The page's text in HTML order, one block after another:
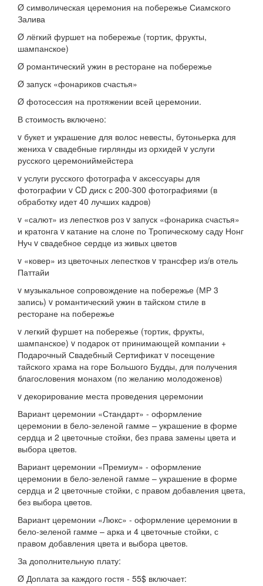
Ø символическая церемония на побережье Сиамского
Залива
Ø лёгкий фуршет на побережье (тортик, фрукты,
шампанское)
Ø романтический ужин в ресторане на побережье
Ø запуск «фонариков счастья»
Ø фотосессия на протяжении всей церемонии.
В стоимость включено:
v букет и украшение для волос невесты, бутоньерка для
жениха v свадебные гирлянды из орхидей v услуги
русского церемониймейстера
v услуги русского фотографа v аксессуары для
фотографии v CD диск с 200-300 фотографиями (в
обработку идет 40 лучших кадров)
v «салют» из лепестков роз v запуск «фонарика счастья»
и кратонга v катание на слоне по Тропическому саду Нонг
Нуч v свадебное сердце из живых цветов
v «ковер» из цветочных лепестков v трансфер из/в отель
Паттайи
v музыкальное сопровождение на побережье (МР 3
запись) v романтический ужин в тайском стиле в
ресторане на побережье
v легкий фуршет на побережье (тортик, фрукты,
шампанское) v подарок от принимающей компании +
Подарочный Свадебный Сертификат v посещение
тайского храма на горе Большого Будды, для получения
благословения монахом (по желанию молодоженов)
v декорирование места проведения церемонии
Вариант церемонии «Стандарт» - оформление
церемонии в бело-зеленой гамме – украшение в форме
сердца и 2 цветочные стойки, без права замены цвета и
выбора цветов.
Вариант церемонии «Премиум» - оформление
церемонии в бело-зеленой гамме – украшение в форме
сердца и 2 цветочные стойки, с правом добавления цвета,
без выбора цветов.
Вариант церемонии «Люкс» - оформление церемонии в
бело-зеленой гамме – арка и 4 цветочные стойки, с
правом добавления цвета и выбора цветов.
За дополнительную плату:
Ø Доплата за каждого гостя - 55$ включает: